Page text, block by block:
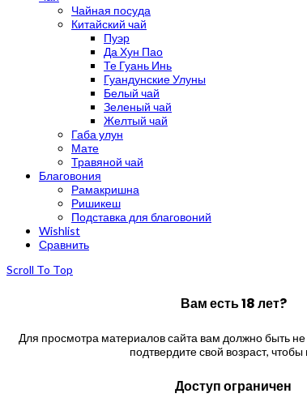
Чайная посуда
Китайский чай
Пуэр
Да Хун Пао
Те Гуань Инь
Гуандунские Улуны
Белый чай
Зеленый чай
Желтый чай
Габа улун
Мате
Травяной чай
Благовония
Рамакришна
Ришикеш
Подставка для благовоний
Wishlist
Сравнить
Scroll To Top
Вам есть 18 лет?
Для просмотра материалов сайта вам должно быть
подтвердите свой возраст, чтобы
Доступ ограничен